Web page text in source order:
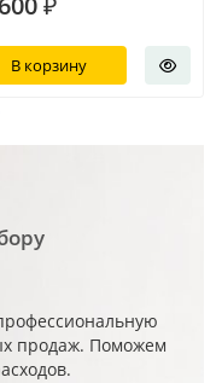
В корзину
продаж. Поможем